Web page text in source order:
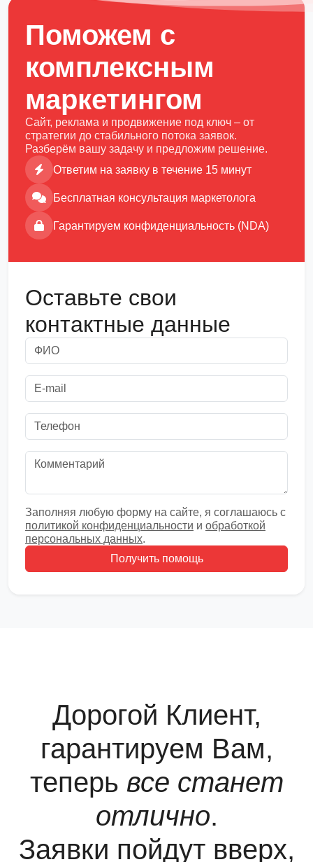
Поможем с
комплексным
маркетингом
Сайт, реклама и продвижение под ключ – от
стратегии до стабильного потока заявок.
Разберём вашу задачу и предложим решение.
Ответим на заявку в течение 15 минут
Бесплатная консультация маркетолога
Гарантируем конфиденциальность (NDA)
Оставьте свои
контактные данные
Заполняя любую форму на сайте, я соглашаюсь с
политикой конфиденциальности и обработкой
персональных данных.
Получить помощь
Дорогой Клиент,
гарантируем Вам,
теперь все станет
отлично.
Заявки пойдут вверх,